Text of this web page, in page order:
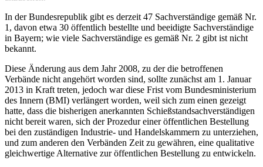
In der Bundesrepublik gibt es derzeit 47 Sachverständige gemäß Nr.
1, davon etwa 30 öffentlich bestellte und beeidigte Sachverständige
in Bayern; wie viele Sachverständige es gemäß Nr. 2 gibt ist nicht
bekannt.
Diese Änderung aus dem Jahr 2008, zu der die betroffenen
Verbände nicht angehört worden sind, sollte zunächst am 1. Januar
2013 in Kraft treten, jedoch war diese Frist vom Bundesministerium
des Innern (BMI) verlängert worden, weil sich zum einen gezeigt
hatte, dass die bisherigen anerkannten Schießstandsachverständigen
nicht bereit waren, sich der Prozedur einer öffentlichen Bestellung
bei den zuständigen Industrie- und Handelskammern zu unterziehen,
und zum anderen den Verbänden Zeit zu gewähren, eine qualitative
gleichwertige Alternative zur öffentlichen Bestellung zu entwickeln.